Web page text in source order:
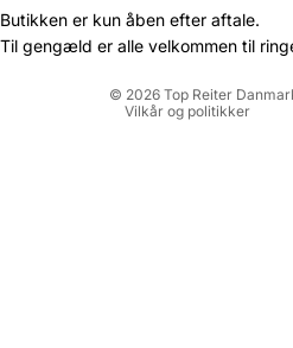
Butikken er kun åben efter aftale.
Til gengæld er alle velkommen til
© 2026 Top Reiter
Vilkår og politikker